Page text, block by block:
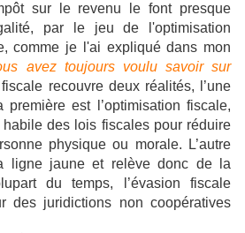
sur le revenu le font presque
par le jeu de l'optimisation
comme je l'ai expliqué dans mon
avez toujours voulu savoir sur
recouvre deux réalités, l’une
première est l’optimisation fiscale,
des lois fiscales pour réduire
physique ou morale. L’autre
ligne jaune et relève donc de la
du temps, l’évasion fiscale
des juridictions non coopératives